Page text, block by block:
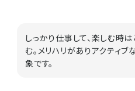
しっかり仕事して、楽しむ時
む。メリハリがありアクティ
象です。